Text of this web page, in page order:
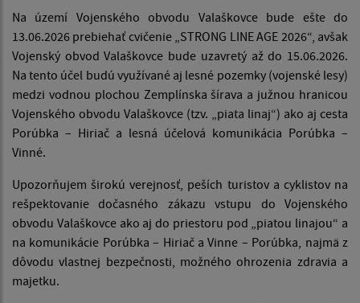
Na území Vojenského obvodu Valaškovce bude ešte do
13.06.2026 prebiehať cvičenie „STRONG LINE AGE 2026“, avšak
Vojenský obvod Valaškovce bude uzavretý až do 15.06.2026.
Na tento účel budú využívané aj lesné pozemky (vojenské lesy)
medzi vodnou plochou Zemplínska šírava a južnou hranicou
Vojenského obvodu Valaškovce (tzv. „piata linaj“) ako aj cesta
Porúbka – Hiriač a lesná účelová komunikácia Porúbka –
Vinné.
Upozorňujem širokú verejnosť, peších turistov a cyklistov na
rešpektovanie dočasného zákazu vstupu do Vojenského
obvodu Valaškovce ako aj do priestoru pod „piatou linajou“ a
na komunikácie Porúbka – Hiriač a Vinne – Porúbka, najmä z
dôvodu vlastnej bezpečnosti, možného ohrozenia zdravia a
majetku.